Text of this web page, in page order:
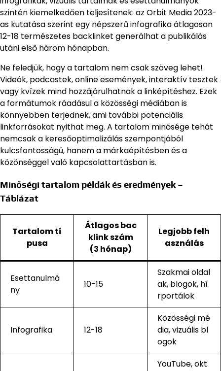
szintén kiemelkedően teljesítenek: az Orbit Media 2023-
as kutatása szerint egy népszerű infografika átlagosan
12-18 természetes backlinket generálhat a publikálás
utáni első három hónapban.
Ne feledjük, hogy a tartalom nem csak szöveg lehet!
Videók, podcastek, online események, interaktív tesztek
vagy kvízek mind hozzájárulhatnak a linképítéshez. Ezek
a formátumok ráadásul a közösségi médiában is
könnyebben terjednek, ami további potenciális
linkforrásokat nyithat meg. A tartalom minősége tehát
nemcsak a keresőoptimalizálás szempontjából
kulcsfontosságú, hanem a márkaépítésben és a
közönséggel való kapcsolattartásban is.
Minőségi tartalom példák és eredmények –
Táblázat
Tartalom tí
pusa
Átlagos bac
klink szám
(3 hónap)
Legjobb felh
asználás
Esettanulmá
ny
10-15
Szakmai oldal
ak, blogok, hí
rportálok
Infografika 12-18
Közösségi mé
dia, vizuális bl
ogok
YouTube, okt